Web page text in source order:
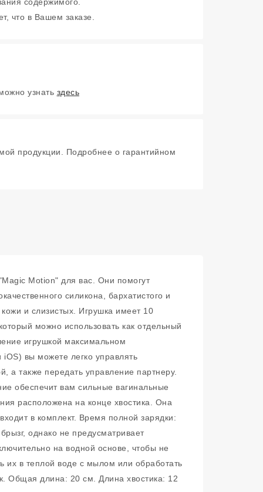
что в Вашем заказе.
узнать здесь
продукции. Подробнее о гарантийном
Motion" для вас. Они помогут
силикона, бархатистого и
и слизистых. Игрушка имеет 10
можно использовать как отдельный
игрушкой максимальном
вы можете легко управлять
а также передать управление партнеру.
обеспечит вам сильные вагинальные
расположена на конце хвостика. Она
в комплект. Время полной зарядки:
однако не предусматривает
на водной основе, чтобы не
их в теплой воде с мылом или обработать
Общая длина: 20 см. Длина хвостика: 12